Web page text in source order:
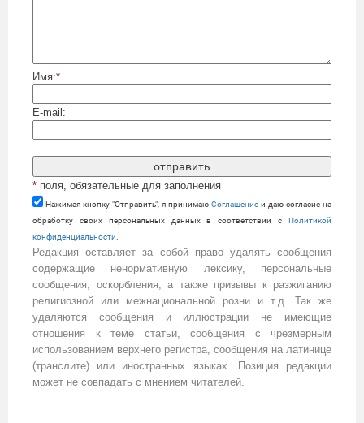
Имя:*
E-mail:
* поля, обязательные для заполнения
Нажимая кнопку "Отправить", я принимаю Cоглашение и даю согласие на
обработку своих персональных данных в соответствии с Политикой
конфиденциальности
Редакция оставляет за собой право удалять сообщения
содержащие ненормативную лексику, персональные
сообщения, оскорбления, а также призывы к разжиганию
религиозной или межнациональной розни и т.д. Так же
удаляются сообщения и иллюстрации не имеющие
отношения к теме статьи, сообщения с чрезмерным
использованием верхнего регистра, сообщения на латинице
(транслите) или иностранных языках. Позиция редакции
может не совпадать с мнением читателей.